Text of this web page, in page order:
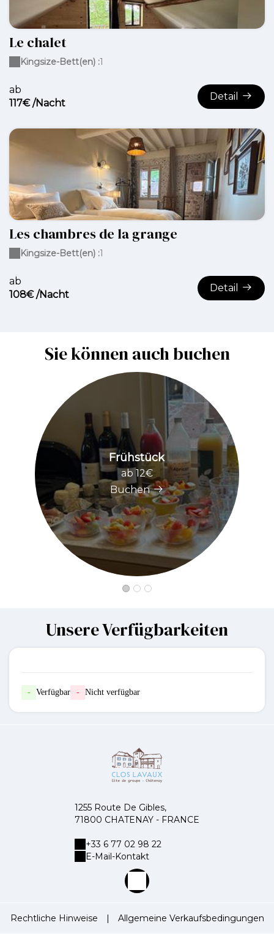
Le chalet
ab
117€ /Nacht
Detail
Kingsize-Bett(en) :1
Les chambres de la grange
ab
108€ /Nacht
Detail
Kingsize-Bett(en) :1
Sie können auch buchen
Frühstück
ab 12€
Buchen
Unsere Verfügbarkeiten
- Verfügbar - Nicht verfügbar
1255 Route De Gibles,
71800 CHATENAY - FRANCE
+33 6 77 02 98 22
E-Mail-Kontakt
Rechtliche Hinweise | Allgemeine Verkaufsbedingungen